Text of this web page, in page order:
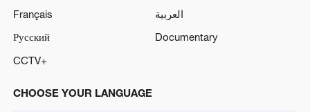
Français
العربية
Русский
Documentary
CCTV+
CHOOSE YOUR LANGUAGE